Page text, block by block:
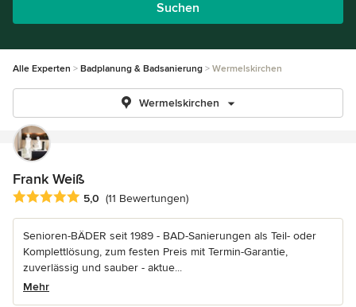
Suchen
Alle Experten Badplanung & Badsanierung Wermelskirchen
Wermelskirchen
Frank Weiß
Durchschnittliche Bewertung: 5 von 5 Sternen
5,0 (11 Bewertungen)
Senioren-BÄDER seit 1989 - BAD-Sanierungen als Teil- oder
Komplettlösung, zum festen Preis mit Termin-Garantie,
zuverlässig und sauber - aktue...
Mehr